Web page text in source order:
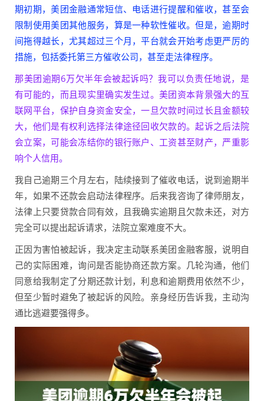
期初期，美团金融通常短信、电话进行提醒和催收，甚至会
限制使用美团其他服务，算是一种软性催收。但是，逾期时
间拖得越长，尤其超过三个月，平台就会开始考虑更严厉的
措施，包括委托第三方催收公司，甚至走法律程序。
那美团逾期6万欠半年会被起诉吗？我可以负责任地说，是
有可能的，而且现实里确实发生过。美团资本背景强大的互
联网平台，保护自身资金安全，一旦欠款时间过长且金额较
大，他们是有权利选择法律途径回收欠款的。起诉之后法院
会立案，可能会冻结你的银行账户、工资甚至财产，严重影
响个人信用。
我自己逾期三个月左右，陆续接到了催收电话，说到逾期半
年，如果不还款会启动法律程序。后来我咨询了律师朋友，
法律上只要贷款合同有效，且我确实逾期且欠款未还，对方
完全可以提出起诉请求，法院立案难度不大。
正因为害怕被起诉，我决定主动联系美团金融客服，说明自
己的实际困难，询问是否能协商还款方案。几轮沟通，他们
同意给我制定了分期还款计划，利息和逾期费用依然不少，
但至少暂时避免了被起诉的风险。亲身经历告诉我，主动沟
通比逃避要强得多。